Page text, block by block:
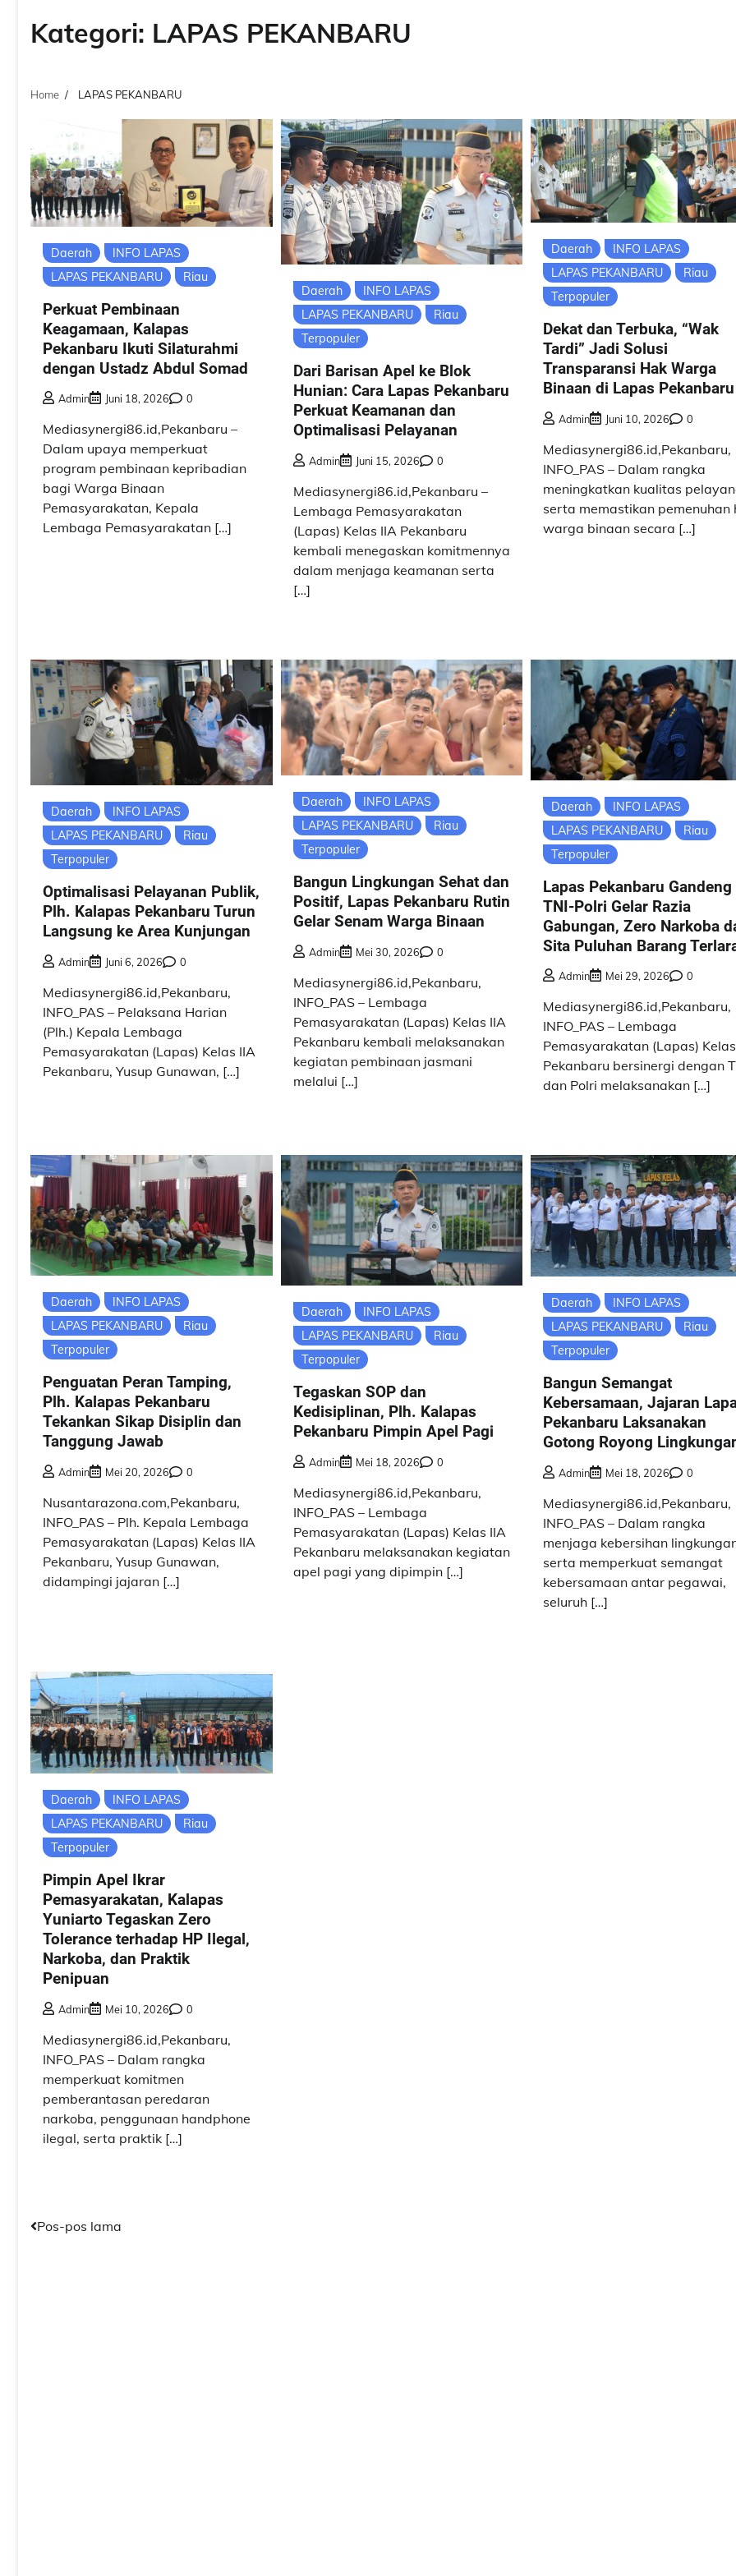
Kategori: LAPAS PEKANBARU
Home LAPAS PEKANBARU
Daerah
INFO LAPAS
LAPAS PEKANBARU
Riau
Perkuat Pembinaan
Keagamaan, Kalapas
Pekanbaru Ikuti Silaturahmi
dengan Ustadz Abdul Somad
Admin Juni 18, 2026 0
Mediasynergi86.id,Pekanbaru –
Dalam upaya memperkuat
program pembinaan kepribadian
bagi Warga Binaan
Pemasyarakatan, Kepala
Lembaga Pemasyarakatan […]
Daerah
INFO LAPAS
LAPAS PEKANBARU
Riau
Terpopuler
Dari Barisan Apel ke Blok
Hunian: Cara Lapas Pekanbaru
Perkuat Keamanan dan
Optimalisasi Pelayanan
Admin Juni 15, 2026 0
Mediasynergi86.id,Pekanbaru –
Lembaga Pemasyarakatan
(Lapas) Kelas IIA Pekanbaru
kembali menegaskan komitmennya
dalam menjaga keamanan serta
[…]
Daerah
INFO LAPAS
LAPAS PEKANBARU
Riau
Terpopuler
Dekat dan Terbuka, “Wak
Tardi” Jadi Solusi
Transparansi Hak Warga
Binaan di Lapas Pekanbaru
Admin Juni 10, 2026 0
Mediasynergi86.id,Pekanbaru,
INFO_PAS – Dalam rangka
meningkatkan kualitas
serta memastikan pemenuhan
warga binaan secara […]
Daerah
INFO LAPAS
LAPAS PEKANBARU
Riau
Terpopuler
Optimalisasi Pelayanan Publik,
Plh. Kalapas Pekanbaru Turun
Langsung ke Area Kunjungan
Admin Juni 6, 2026 0
Mediasynergi86.id,Pekanbaru,
INFO_PAS – Pelaksana Harian
(Plh.) Kepala Lembaga
Pemasyarakatan (Lapas) Kelas IIA
Pekanbaru, Yusup Gunawan, […]
Daerah
INFO LAPAS
LAPAS PEKANBARU
Riau
Terpopuler
Bangun Lingkungan Sehat dan
Positif, Lapas Pekanbaru Rutin
Gelar Senam Warga Binaan
Admin Mei 30, 2026 0
Mediasynergi86.id,Pekanbaru,
INFO_PAS – Lembaga
Pemasyarakatan (Lapas) Kelas IIA
Pekanbaru kembali melaksanakan
kegiatan pembinaan jasmani
melalui […]
Daerah
INFO LAPAS
LAPAS PEKANBARU
Riau
Terpopuler
Lapas Pekanbaru Gandeng
TNI-Polri Gelar Razia
Gabungan, Zero Narkoba
Sita Puluhan Barang
Admin Mei 29, 2026 0
Mediasynergi86.id,Pekanbaru,
INFO_PAS – Lembaga
Pemasyarakatan (Lapas)
Pekanbaru bersinergi dengan
dan Polri melaksanakan […]
Daerah
INFO LAPAS
LAPAS PEKANBARU
Riau
Terpopuler
Penguatan Peran Tamping,
Plh. Kalapas Pekanbaru
Tekankan Sikap Disiplin dan
Tanggung Jawab
Admin Mei 20, 2026 0
Nusantarazona.com,Pekanbaru,
INFO_PAS – Plh. Kepala Lembaga
Pemasyarakatan (Lapas) Kelas IIA
Pekanbaru, Yusup Gunawan,
didampingi jajaran […]
Daerah
INFO LAPAS
LAPAS PEKANBARU
Riau
Terpopuler
Tegaskan SOP dan
Kedisiplinan, Plh. Kalapas
Pekanbaru Pimpin Apel Pagi
Admin Mei 18, 2026 0
Mediasynergi86.id,Pekanbaru,
INFO_PAS – Lembaga
Pemasyarakatan (Lapas) Kelas IIA
Pekanbaru melaksanakan kegiatan
apel pagi yang dipimpin […]
Daerah
INFO LAPAS
LAPAS PEKANBARU
Riau
Terpopuler
Bangun Semangat
Kebersamaan, Jajaran
Pekanbaru Laksanakan
Gotong Royong
Admin Mei 18, 2026 0
Mediasynergi86.id,Pekanbaru,
INFO_PAS – Dalam rangka
menjaga kebersihan
serta memperkuat semangat
kebersamaan antar pegawai,
seluruh […]
Daerah
INFO LAPAS
LAPAS PEKANBARU
Riau
Terpopuler
Pimpin Apel Ikrar
Pemasyarakatan, Kalapas
Yuniarto Tegaskan Zero
Tolerance terhadap HP Ilegal,
Narkoba, dan Praktik
Penipuan
Admin Mei 10, 2026 0
Mediasynergi86.id,Pekanbaru,
INFO_PAS – Dalam rangka
memperkuat komitmen
pemberantasan peredaran
narkoba, penggunaan handphone
ilegal, serta praktik […]
Navigasi
Pos-pos lama